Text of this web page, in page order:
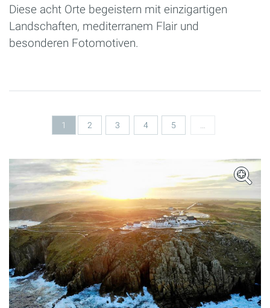
Diese acht Orte begeistern mit einzigartigen
Landschaften, mediterranem Flair und
besonderen Fotomotiven.
1 2 3 4 5